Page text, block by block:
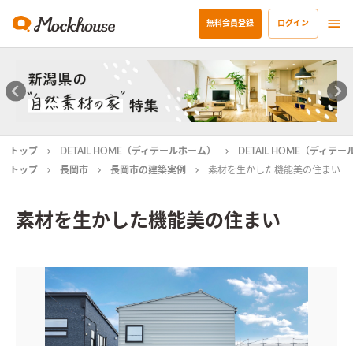
無料会員登録 ログイン
トップ DETAIL HOME（ディテールホーム）
DETAIL HOME（ディテ
トップ
長岡市 長岡市の建築実例 素材を生かした機能美の住まい
素材を生かした機能美の住まい